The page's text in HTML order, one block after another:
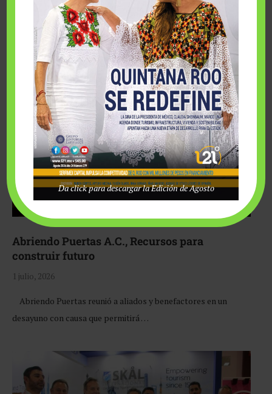
Fairmont Mayakoba y Make-A-Wish México unieron
esfuerzos para hacer realidad el deseo de una …
Abriendo Puertas A.C., Recursos para
construir futuro
1 julio, 2026
Abriendo Puertas reunió a aliados y benefactores en un
desayuno con causa que permitirá …
Da click para descargar la Edición de Agosto